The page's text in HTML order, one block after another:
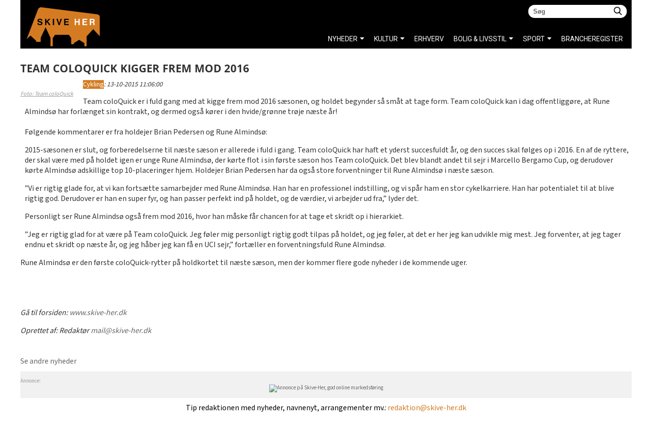
TEAM COLOQUICK KIGGER FREM MOD 2016
Foto: Team coloQuick
Cykling:13-10-2015 11:06:00
Team coloQuick er i fuld gang med at kigge frem mod 2016 sæsonen, og holdet begynder så småt at tage form. Team coloQuick kan i dag offentliggøre, at Rune
Almindsø har forlænget sin kontrakt, og dermed også kører i den hvide/grønne trøje næste år!
Følgende kommentarer er fra holdejer Brian Pedersen og Rune Almindsø:
2015-sæsonen er slut, og forberedelserne til næste sæson er allerede i fuld i gang. Team coloQuick har haft et yderst succesfuldt år, og den succes skal følges op i 2016. En af de ryttere,
der skal være med på holdet igen er unge Rune Almindsø, der kørte flot i sin første sæson hos Team coloQuick. Det blev blandt andet til sejr i Marcello Bergamo Cup, og derudover
kørte Almindsø adskillige top 10-placeringer hjem. Holdejer Brian Pedersen har da også store forventninger til Rune Almindsø i næste sæson.
”Vi er rigtig glade for, at vi kan fortsætte samarbejder med Rune Almindsø. Han har en professionel indstilling, og vi spår ham en stor cykelkarriere. Han har potentialet til at blive
rigtig god. Derudover er han en super fyr, og han passer perfekt ind på holdet, og de værdier, vi arbejder ud fra,” lyder det.
Personligt ser Rune Almindsø også frem mod 2016, hvor han måske får chancen for at tage et skridt op i hierarkiet.
”Jeg er rigtig glad for at være på Team coloQuick. Jeg føler mig personligt rigtig godt tilpas på holdet, og jeg føler, at det er her jeg kan udvikle mig mest. Jeg forventer, at jeg tager
endnu et skridt op næste år, og jeg håber jeg kan få en UCI sejr,” fortæller en forventningsfuld Rune Almindsø.
Rune Almindsø er den første coloQuick-rytter på holdkortet til næste sæson, men der kommer flere gode nyheder i de kommende uger.
Gå til forsiden:www.skive-her.dk
Oprettet af:Redaktørmail@skive-her.dk
Se andre nyheder
Annonce:
Tip redaktionen med nyheder, navnenyt, arrangementer mv.: redaktion@skive-her.dk
NYHEDER KULTUR ERHVERV BOLIG & LIVSSTIL SPORT BRANCHEREGISTER